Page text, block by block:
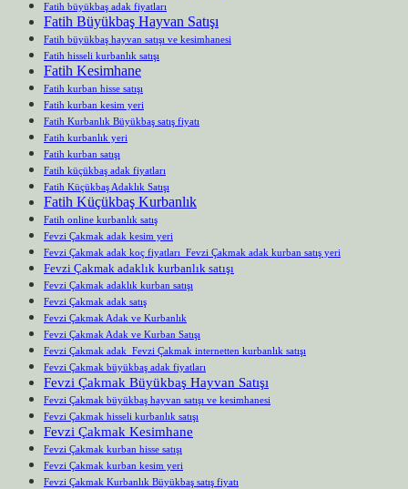
Fatih büyükbaş adak fiyatları
Fatih Büyükbaş Hayvan Satışı
Fatih büyükbaş hayvan satışı ve kesimhanesi
Fatih hisseli kurbanlık satışı
Fatih Kesimhane
Fatih kurban hisse satışı
Fatih kurban kesim yeri
Fatih Kurbanlık Büyükbaş satış fiyatı
Fatih kurbanlık yeri
Fatih kurban satışı
Fatih küçükbaş adak fiyatları
Fatih Küçükbaş Adaklık Satışı
Fatih Küçükbaş Kurbanlık
Fatih online kurbanlık satış
Fevzi Çakmak adak kesim yeri
Fevzi Çakmak adak koç fiyatları Fevzi Çakmak adak kurban satış yeri
Fevzi Çakmak adaklık kurbanlık satışı
Fevzi Çakmak adaklık kurban satışı
Fevzi Çakmak adak satış
Fevzi Çakmak Adak ve Kurbanlık
Fevzi Çakmak Adak ve Kurban Satışı
Fevzi Çakmak adak Fevzi Çakmak internetten kurbanlık satışı
Fevzi Çakmak büyükbaş adak fiyatları
Fevzi Çakmak Büyükbaş Hayvan Satışı
Fevzi Çakmak büyükbaş hayvan satışı ve kesimhanesi
Fevzi Çakmak hisseli kurbanlık satışı
Fevzi Çakmak Kesimhane
Fevzi Çakmak kurban hisse satışı
Fevzi Çakmak kurban kesim yeri
Fevzi Çakmak Kurbanlık Büyükbaş satış fiyatı